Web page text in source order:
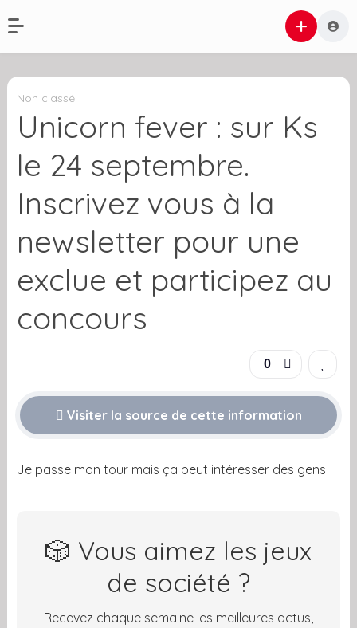
Non classé
Unicorn fever : sur Ks
le 24 septembre.
Inscrivez vous à la
newsletter pour une
exclue et participez au
concours
0
Visiter la source de cette information
Je passe mon tour mais ça peut intéresser des gens
🎲 Vous aimez les jeux
de société ?
Recevez chaque semaine les meilleures actus,